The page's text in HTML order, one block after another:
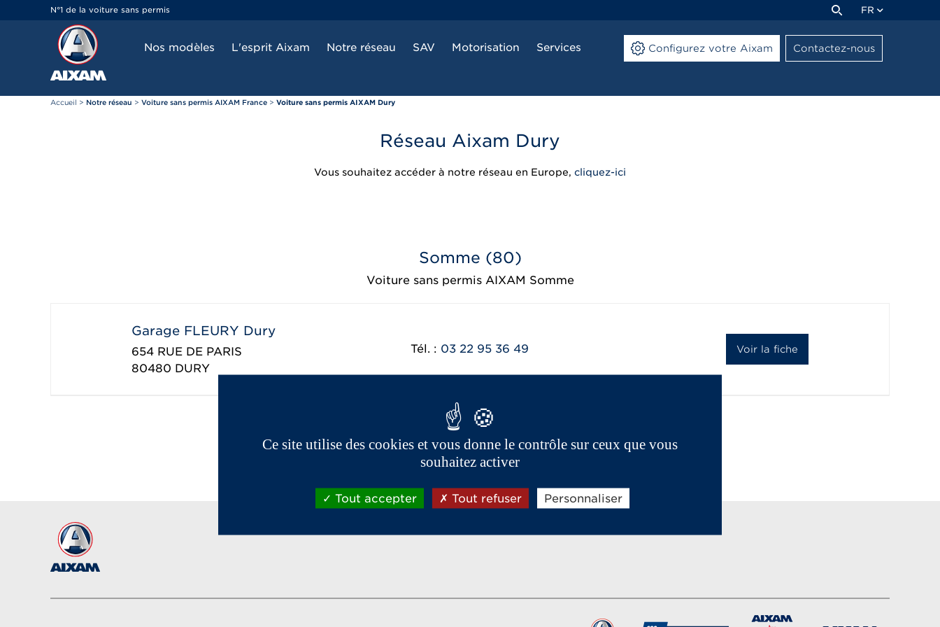
N°1 de la voiture sans permis FR
Nos modèles L'esprit Aixam Notre réseau SAV Motorisation Services Configurez votre Aixam Contactez-nous
Accueil > Notre réseau > Voiture sans permis AIXAM France > Voiture sans permis AIXAM Dury
Réseau Aixam Dury
Vous souhaitez accéder à notre réseau en Europe, cliquez-ici
Somme (80)
Voiture sans permis AIXAM Somme
Garage FLEURY Dury
654 RUE DE PARIS
80480 DURY
Tél. : 03 22 95 36 49 Voir la fiche
Réseau Aixam export
Panneau de gestion des cookies
Ce site utilise des cookies et vous donne le contrôle sur ceux que vous
souhaitez activer
Tout accepter Tout refuser Personnaliser